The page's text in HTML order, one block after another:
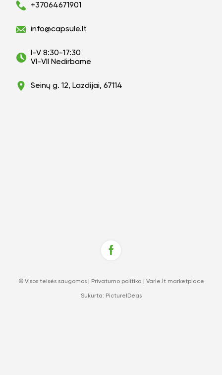
+37064671901
info@capsule.lt
I-V 8:30-17:30
VI-VII Nedirbame
Seinų g. 12, Lazdijai, 67114
© Visos teisės saugomos | Privatumo politika Varle.lt marketplace
Sukurta: PictureIDeas